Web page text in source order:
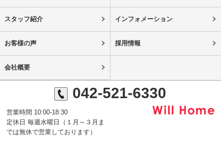
スタッフ紹介 インフォメーション
お客様の声 採用情報
会社概要
042-521-6330
営業時間 10:00-18:30
定休日 毎週水曜日（１月～３月ま
では無休で営業しております）